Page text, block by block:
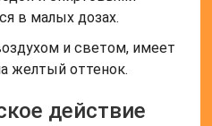
в малых дозах.
и светом, имеет
желтый оттенок.
действие